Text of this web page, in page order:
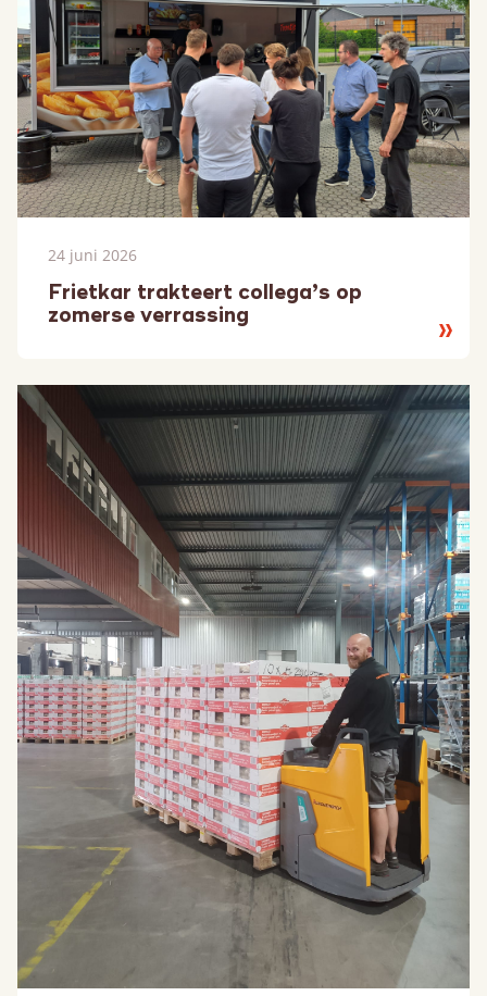
24 juni 2026
Frietkar trakteert collega’s op
zomerse verrassing
Lees